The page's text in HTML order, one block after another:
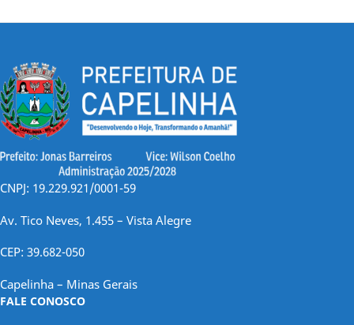
CNPJ: 19.229.921/0001-59
Av. Tico Neves, 1.455 – Vista Alegre
CEP: 39.682-050
Capelinha – Minas Gerais
FALE CONOSCO